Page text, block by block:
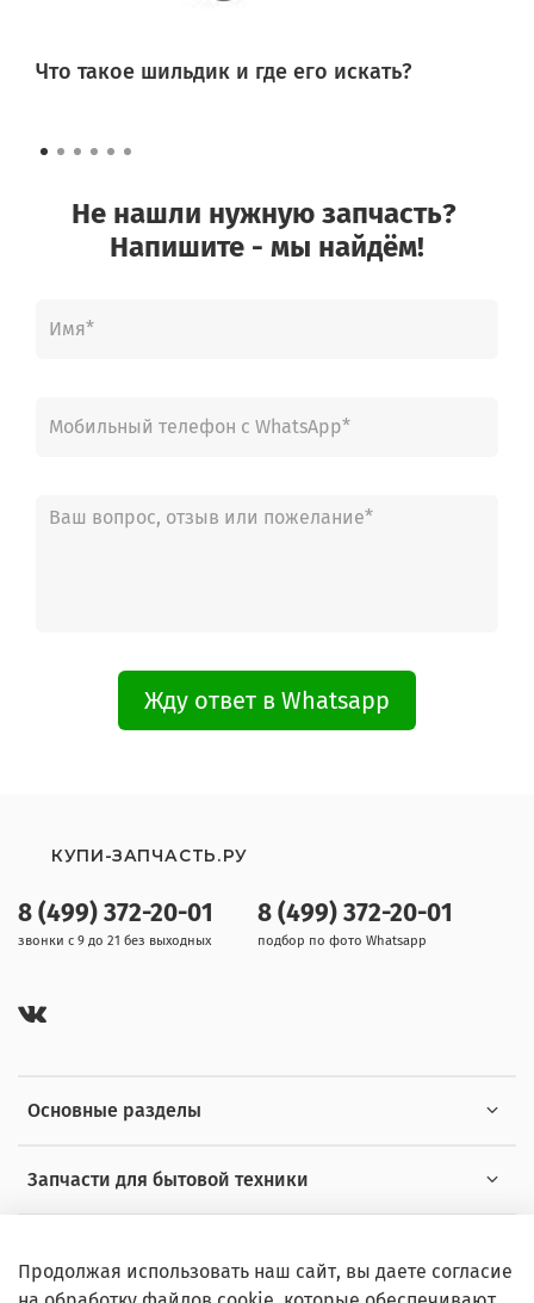
Что такое шильдик и где его искать?
Не нашли нужную запчасть?
Напишите - мы найдём!
Жду ответ в Whatsapp
Основные разделы
Запчасти для бытовой техники
8 (499) 372-20-01
звонки с 9 до 21 без выходных
8 (499) 372-20-01
подбор по фото Whatsapp
КУПИ-ЗАПЧАСТЬ.РУ
Продолжая использовать наш сайт, вы даете согласие